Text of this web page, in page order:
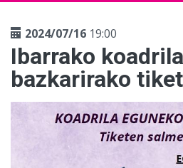
2024/07/16 19:00
Ibarrako
bazkarirako